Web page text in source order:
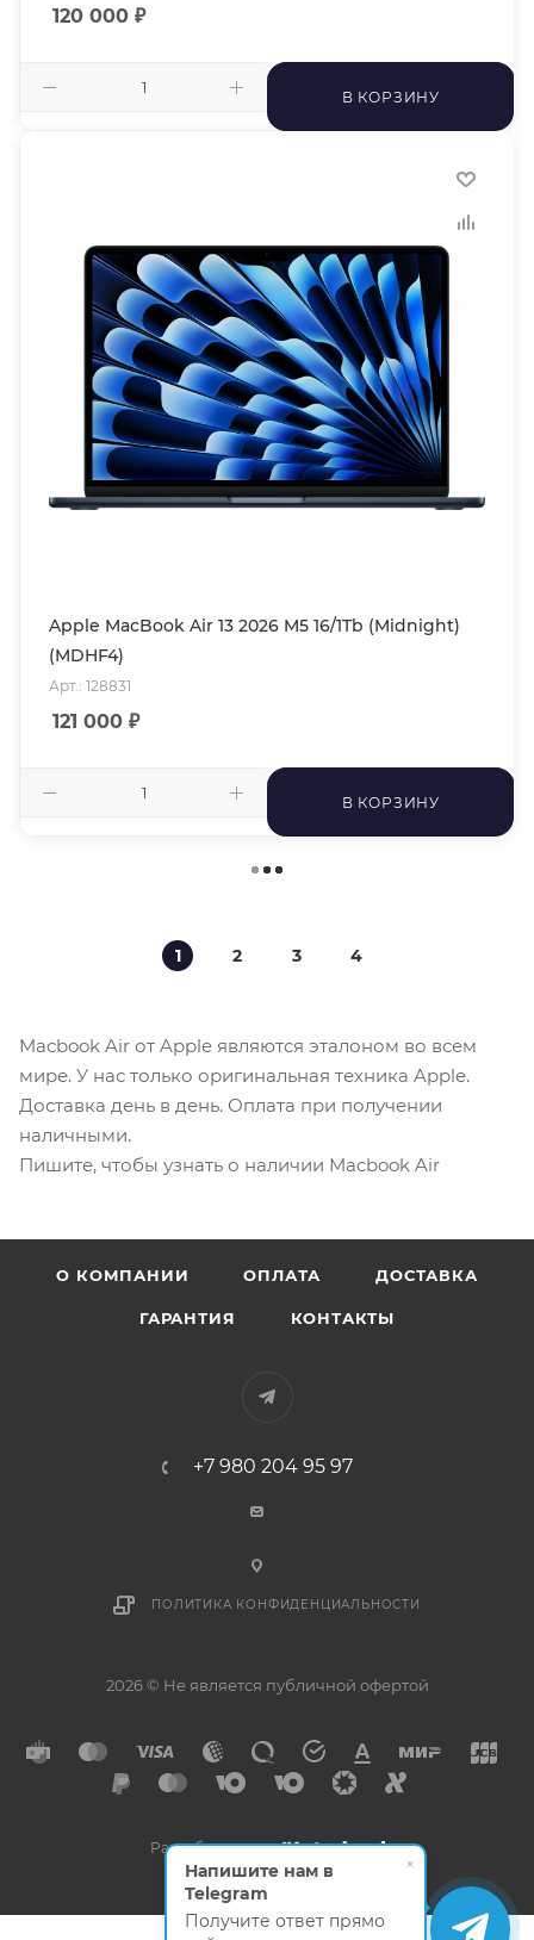
120 000 ₽
В КОРЗИНУ
Apple MacBook Air 13 2026 M5 16/1Tb (Midnight)
(MDHF4)
Арт.: 128831
121 000 ₽
В КОРЗИНУ
1 2 3 4
Macbook Air от Apple являются эталоном во всем
мире. У нас только оригинальная техника Apple.
Доставка день в день. Оплата при получении
наличными.
Пишите, чтобы узнать о наличии Macbook Air
О КОМПАНИИ ОПЛАТА ДОСТАВКА
ГАРАНТИЯ КОНТАКТЫ
+7 980 204 95 97
ПОЛИТИКА КОНФИДЕНЦИАЛЬНОСТИ
2026 © Не является публичной офертой
Разработано в
×
Напишите нам в
Telegram
Получите ответ прямо